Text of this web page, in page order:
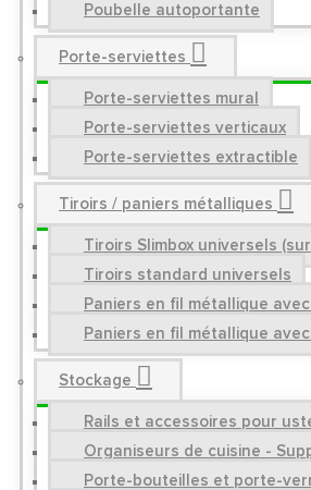
Poubelle autoportante
Porte-serviettes
Porte-serviettes mural
Porte-serviettes verticaux
Porte-serviettes extractible
Tiroirs / paniers métalliques
Tiroirs Slimbox universels
Tiroirs standard universels
Paniers en fil métallique
Paniers en fil métallique
Stockage
Rails et accessoires pour
Organiseurs de cuisine -
Porte-bouteilles et porte-